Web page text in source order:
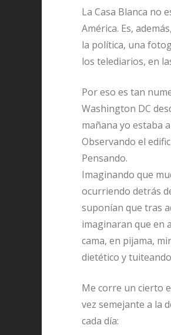
La Casa Blanca no
América. Es,
la política, una
los telediarios, en
Por eso es tan
Washington DC
mañana yo estaba
Observando el
Pensando.
Imaginando que
ocurriendo detrás
suponían que tras
imaginaran que en
cama, en pijama,
dietético y
Me corre un cierto
vez semejante a la
cada día: